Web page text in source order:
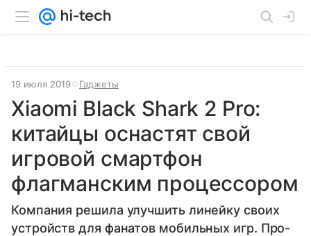
19 июля 2019 Гаджеты
Xiaomi Black Shark 2 Pro:
китайцы оснастят свой
игровой смартфон
флагманским процессором
Компания решила улучшить линейку своих
устройств для фанатов мобильных игр. Про-